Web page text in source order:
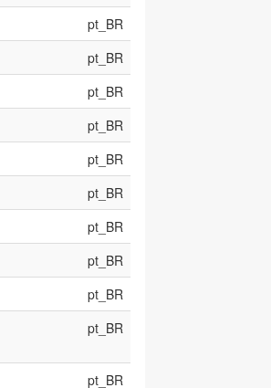
pt_BR
pt_BR
pt_BR
pt_BR
pt_BR
pt_BR
pt_BR
pt_BR
pt_BR
pt_BR
pt_BR